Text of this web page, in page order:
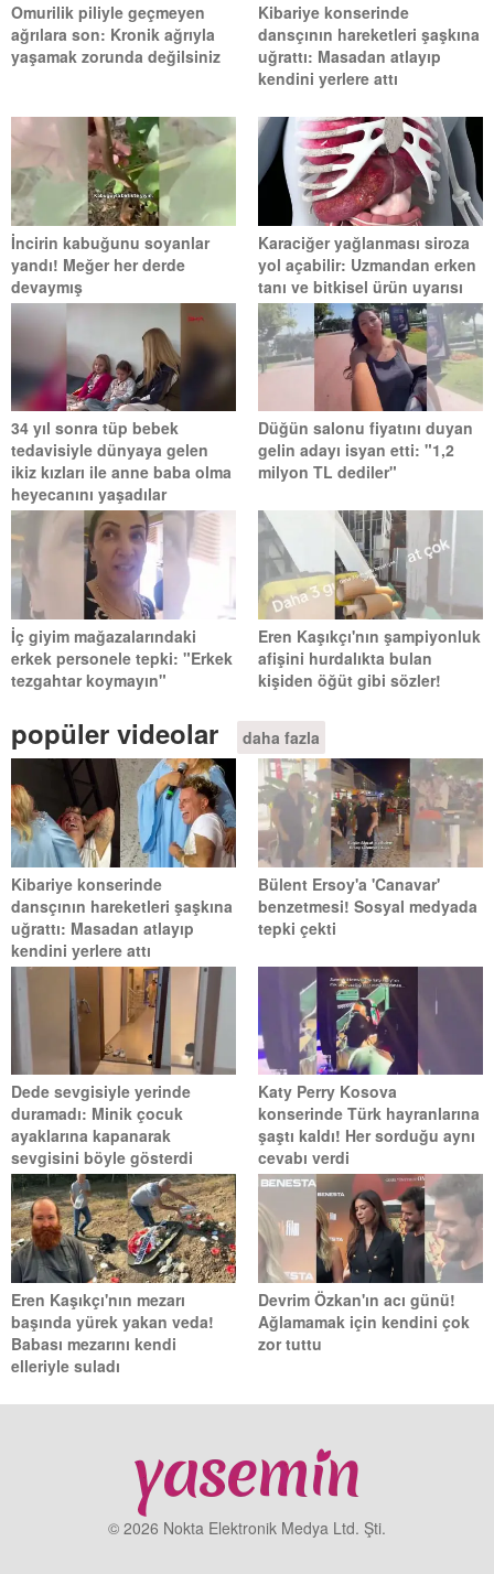
Omurilik piliyle geçmeyen
ağrılara son: Kronik ağrıyla
yaşamak zorunda değilsiniz
Kibariye konserinde
dansçının hareketleri şaşkına
uğrattı: Masadan atlayıp
kendini yerlere attı
İncirin kabuğunu soyanlar
yandı! Meğer her derde
devaymış
Karaciğer yağlanması siroza
yol açabilir: Uzmandan erken
tanı ve bitkisel ürün uyarısı
34 yıl sonra tüp bebek
tedavisiyle dünyaya gelen
ikiz kızları ile anne baba olma
heyecanını yaşadılar
Düğün salonu fiyatını duyan
gelin adayı isyan etti: "1,2
milyon TL dediler"
İç giyim mağazalarındaki
erkek personele tepki: "Erkek
tezgahtar koymayın"
Eren Kaşıkçı'nın şampiyonluk
afişini hurdalıkta bulan
kişiden öğüt gibi sözler!
popüler videolar daha fazla
Kibariye konserinde
dansçının hareketleri şaşkına
uğrattı: Masadan atlayıp
kendini yerlere attı
Bülent Ersoy'a 'Canavar'
benzetmesi! Sosyal medyada
tepki çekti
Dede sevgisiyle yerinde
duramadı: Minik çocuk
ayaklarına kapanarak
sevgisini böyle gösterdi
Katy Perry Kosova
konserinde Türk hayranlarına
şaştı kaldı! Her sorduğu aynı
cevabı verdi
Eren Kaşıkçı'nın mezarı
başında yürek yakan veda!
Babası mezarını kendi
elleriyle suladı
Devrim Özkan'ın acı günü!
Ağlamamak için kendini çok
zor tuttu
© 2026 Nokta Elektronik Medya Ltd. Şti.